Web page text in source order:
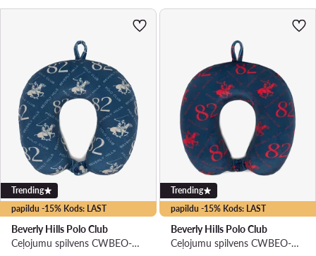
papildu -15% Kods: LAST
Trending
Beverly Hills Polo Club
Ceļojumu spilvens CWBEO-BHPC-UF-001-SS26 Tumši zils
papildu -15% Kods: LAST
Trending
Beverly Hills Polo Club
Ceļojumu spilvens CWBEO-BHPC-UF-001-SS26 Tumši zils